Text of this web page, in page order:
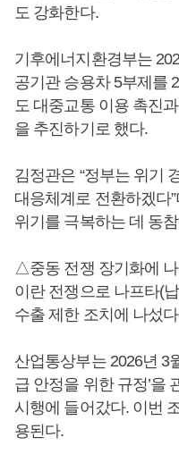
도 강화한다.
기후에너지환경부는
공기관 승용차 5부제를
도 대중교통 이용 촉진
을 추진하기로 했다.
김정관은 “정부는 위기
대응체계로 전환하겠다
위기를 극복하는 데 동
△중동 전쟁 장기화에
이란 전쟁으로 나프타(
수출 제한 조치에 나섰
산업통상부는 2026년 3
급 안정을 위한 규정’을
시행에 들어갔다. 이번
용된다.